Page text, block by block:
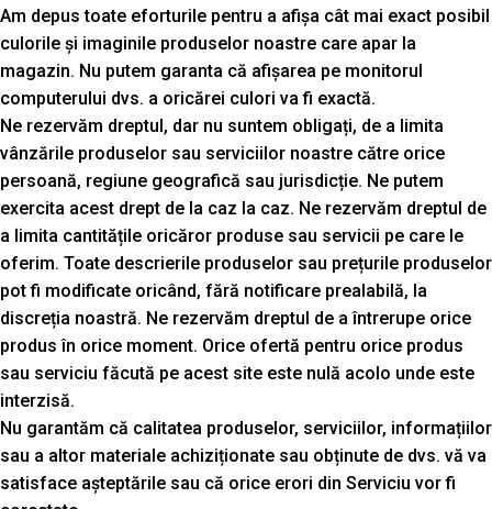
Am depus toate eforturile pentru a afișa cât mai exact posibil
culorile și imaginile produselor noastre care apar la
magazin. Nu putem garanta că afișarea pe monitorul
computerului dvs. a oricărei culori va fi exactă.
Ne rezervăm dreptul, dar nu suntem obligați, de a limita
vânzările produselor sau serviciilor noastre către orice
persoană, regiune geografică sau jurisdicție. Ne putem
exercita acest drept de la caz la caz. Ne rezervăm dreptul de
a limita cantitățile oricăror produse sau servicii pe care le
oferim. Toate descrierile produselor sau prețurile produselor
pot fi modificate oricând, fără notificare prealabilă, la
discreția noastră. Ne rezervăm dreptul de a întrerupe orice
produs în orice moment. Orice ofertă pentru orice produs
sau serviciu făcută pe acest site este nulă acolo unde este
interzisă.
Nu garantăm că calitatea produselor, serviciilor, informațiilor
sau a altor materiale achiziționate sau obținute de dvs. vă va
satisface așteptările sau că orice erori din Serviciu vor fi